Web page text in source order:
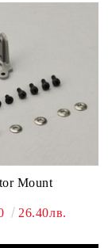
Mount
26.40лв.